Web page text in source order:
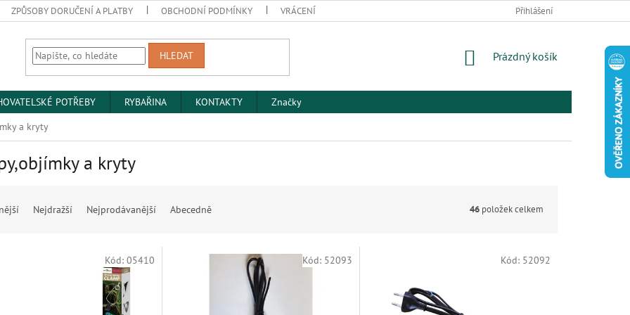
ZPŮSOBY DORUČENÍ A PLATBY OBCHODNÍ PODMÍNKY VRÁCENÍ ZBOŽÍ A REKLAMACE PODMÍNKY OCHRANY OSOBNÍCH ÚDAJŮ
Přihlášení
HLEDAT
NÁKUPNÍ
Prázdný košík
POTŘEBY RYBAŘINA KONTAKTY
Značky
a kryty
a kryty
Nejdražší Nejprodávanější Abecedně 46 položek celkem
Kód: 05410 Kód: 52093 Kód: 52092